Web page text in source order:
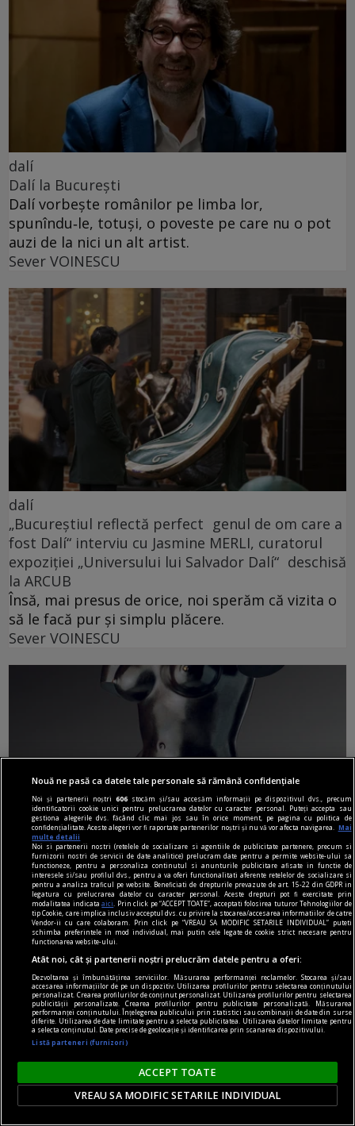
dalí
Dalí la București
Dalí vorbește românilor pe limba lor,
spunîndu‑le, totuși, o poveste pe care nu o pot
auzi de la nici un alt artist.
Sever VOINESCU
dalí
„Bucureștiul reflectă perfect genul de om care a
fost Dalí“ interviu cu Jasmine MERLI, curatorul
expoziției „Universului lui Salvador Dalí“ deschisă
la ARCUB
Însă, mai presus de orice, noi sperăm că vizita o
să le facă pur și simplu plăcere.
Sever VOINESCU
dalí
Declarația de independență a imaginației și
drepturile omului la propria sa nebunie
În coșmarul unei Venus americane, din beznă
apare (ticsit de umbrele uscate) vestitul taxi al
lui Cristofor Columb.
Nouă ne pasă ca datele tale personale să rămână confidențiale
Noi și partenerii noștri606 stocăm și/sau accesăm informații pe dispozitivul dvs., precum
identificatorii cookie unici pentru prelucrarea datelor cu caracter personal. Puteți accepta sau
gestiona alegerile dvs. făcând clic mai jos sau în orice moment, pe pagina cu politica de
confidențialitate. Aceste alegeri vor fi raportate partenerilor noștri și nu vă vor afecta navigarea.
Mai
multe detalii
Noi si partenerii nostri (retelele de socializare si agentiile de publicitate partenere, precum si
furnizorii nostri de servicii de date analitice) prelucram date pentru a permite website-ului sa
functioneze, pentru a personaliza continutul si anunturile publicitare afisate in functie de
interesele si/sau profilul dvs., pentru a va oferi functionalitati aferente retelelor de socializare si
pentru a analiza traficul pe website. Beneficiati de drepturile prevazute de art. 15-22 din GDPR in
legatura cu prelucrarea datelor cu caracter personal. Aceste drepturi pot fi exercitate prin
modalitatea indicataaici
. Prin click pe “ACCEPT TOATE”, acceptati folosirea tuturor Tehnologiilor de
tip Cookie, care implica inclusiv acceptul dvs. cu privire la stocarea/accesarea informatiilor de catre
Vendor-ii cu care colaboram. Prin click pe “VREAU SA MODIFIC SETARILE INDIVIDUAL” puteti
schimba preferintele in mod individual, mai putin cele legate de cookie strict necesare pentru
functionarea website-ului.
Atât noi, cât și partenerii noștri prelucrăm datele pentru a oferi:
Dezvoltarea și îmbunătățirea serviciilor. Măsurarea performanței reclamelor. Stocarea și/sau
accesarea informațiilor de pe un dispozitiv. Utilizarea profilurilor pentru selectarea conținutului
personalizat. Crearea profilurilor de conținut personalizat. Utilizarea profilurilor pentru selectarea
publicității personalizate. Crearea profilurilor pentru publicitate personalizată. Măsurarea
performanței conținutului. Înțelegerea publicului prin statistici sau combinații de date din surse
diferite. Utilizarea de date limitate pentru a selecta publicitatea. Utilizarea datelor limitate pentru
a selecta conținutul. Date precise de geolocație și identificarea prin scanarea dispozitivului.
Listă parteneri (furnizori)
ACCEPT TOATE
VREAU SA MODIFIC SETARILE INDIVIDUAL